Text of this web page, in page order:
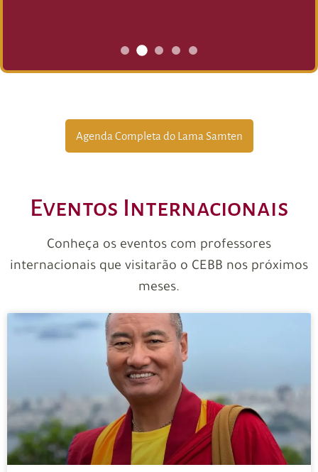
Agenda Completa do Lama Samten
Eventos Internacionais
Conheça os eventos com professores
internacionais que visitarão o CEBB nos próximos
meses.